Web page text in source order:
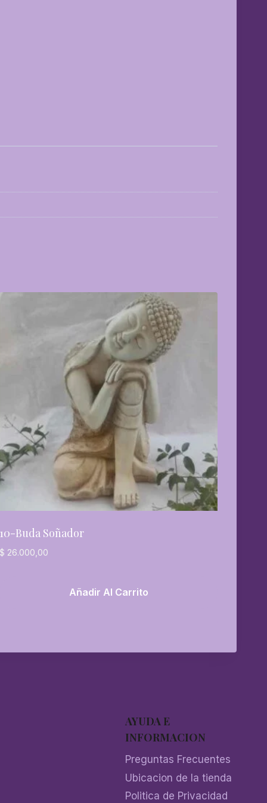
10-Buda Soñador
$ 26.000,00
Añadir Al Carrito
AYUDA E
INFORMACION
Preguntas Frecuentes
Ubicacion de la tienda
Politica de Privacidad